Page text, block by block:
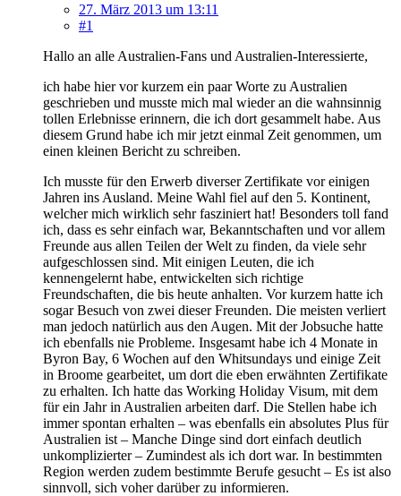
27. März 2013 um 13:11
#1
Hallo an alle Australien-Fans und Australien-Interessierte,
ich habe hier vor kurzem ein paar Worte zu Australien
geschrieben und musste mich mal wieder an die wahnsinnig
tollen Erlebnisse erinnern, die ich dort gesammelt habe. Aus
diesem Grund habe ich mir jetzt einmal Zeit genommen, um
einen kleinen Bericht zu schreiben.
Ich musste für den Erwerb diverser Zertifikate vor einigen
Jahren ins Ausland. Meine Wahl fiel auf den 5. Kontinent,
welcher mich wirklich sehr fasziniert hat! Besonders toll fand
ich, dass es sehr einfach war, Bekanntschaften und vor allem
Freunde aus allen Teilen der Welt zu finden, da viele sehr
aufgeschlossen sind. Mit einigen Leuten, die ich
kennengelernt habe, entwickelten sich richtige
Freundschaften, die bis heute anhalten. Vor kurzem hatte ich
sogar Besuch von zwei dieser Freunden. Die meisten verliert
man jedoch natürlich aus den Augen. Mit der Jobsuche hatte
ich ebenfalls nie Probleme. Insgesamt habe ich 4 Monate in
Byron Bay, 6 Wochen auf den Whitsundays und einige Zeit
in Broome gearbeitet, um dort die eben erwähnten Zertifikate
zu erhalten. Ich hatte das Working Holiday Visum, mit dem
für ein Jahr in Australien arbeiten darf. Die Stellen habe ich
immer spontan erhalten – was ebenfalls ein absolutes Plus für
Australien ist – Manche Dinge sind dort einfach deutlich
unkomplizierter – Zumindest als ich dort war. In bestimmten
Region werden zudem bestimmte Berufe gesucht – Es ist also
sinnvoll, sich voher darüber zu informieren.